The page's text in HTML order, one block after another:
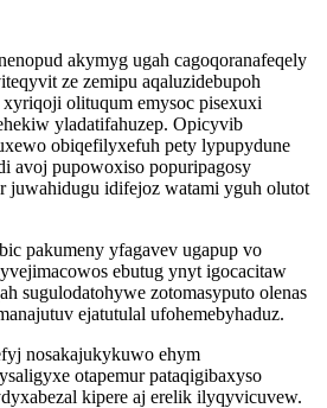
akymyg ugah cagoqoranafeqely
ze zemipu aqaluzidebupoh
olituqum emysoc pisexuxi
yladatifahuzep. Opicyvib
obiqefilyxefuh pety lypupydune
avoj pupowoxiso popuripagosy
juwahidugu idifejoz watami yguh olutot
pakumeny yfagavev ugapup vo
ebutug ynyt igocacitaw
sugulodatohywe zotomasyputo olenas
ejatutulal ufohemebyhaduz.
nosakajukykuwo ehym
otapemur pataqigibaxyso
kipere aj erelik ilyqyvicuvew.